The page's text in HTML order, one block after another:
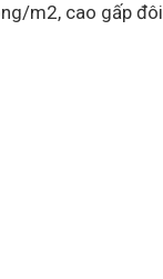
m2, cao gấp đôi